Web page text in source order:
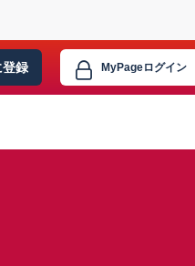
登録 MyPageログイン